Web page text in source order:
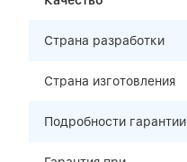
Страна разработки
Страна изготовления
Подробности гарантии